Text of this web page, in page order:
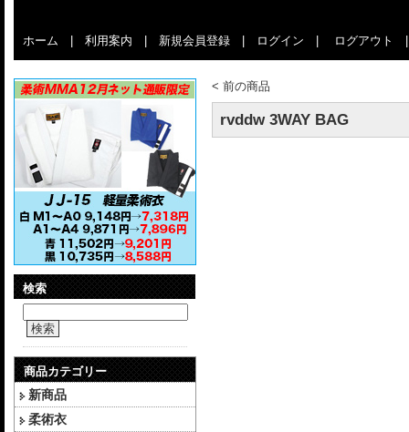
ホーム 利用案内 新規会員登録 ログイン ログアウト
検索
検索
商品カテゴリー
新商品
柔術衣
< 前の商品
rvddw 3WAY BAG